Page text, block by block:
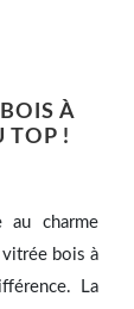
À
TOP !
au charme
vitrée bois à
La